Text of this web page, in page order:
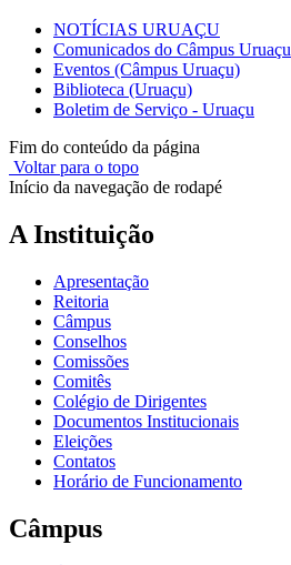
NOTÍCIAS URUAÇU
Comunicados do Câmpus Uruaçu
Eventos (Câmpus Uruaçu)
Biblioteca (Uruaçu)
Boletim de Serviço - Uruaçu
Fim do conteúdo da página
Voltar para o topo
Início da navegação de rodapé
A Instituição
Apresentação
Reitoria
Câmpus
Conselhos
Comissões
Comitês
Colégio de Dirigentes
Documentos Institucionais
Eleições
Contatos
Horário de Funcionamento
Câmpus